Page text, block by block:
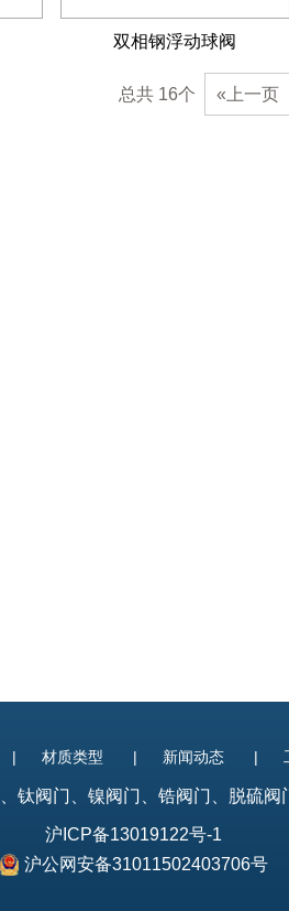
双相钢浮动球阀
总共 16个 «上一页
| 材质类型 | 新闻动态 |
钛阀门 、镍阀门、锆阀门、脱硫
沪ICP备13019122号-1
沪公网安备31011502403706号